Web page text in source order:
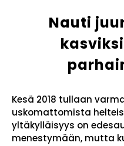
Nauti
Kesä 2018 tullaan
uskomattomista
yltäkylläisyys on
menestymään, mutta